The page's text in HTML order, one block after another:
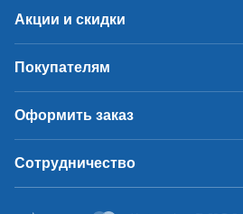
Акции и скидки
Покупателям
Оформить заказ
Сотрудничество